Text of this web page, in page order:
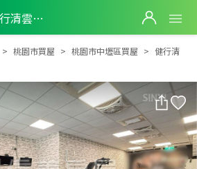
健行清雲龍岡金店面
健行清雲龍岡金店面
桃園市買屋 桃園市中壢區買屋
健行清